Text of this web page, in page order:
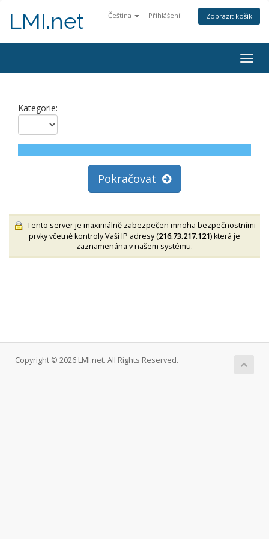
Čeština Přihlášení Zobrazit košík
LMI.net
Kategorie:
Pokračovat
Tento server je maximálně zabezpečen mnoha bezpečnostními
prvky včetně kontroly Vaši IP adresy (216.73.217.121) která je
zaznamenána v našem systému.
Copyright © 2026 LMI.net. All Rights Reserved.